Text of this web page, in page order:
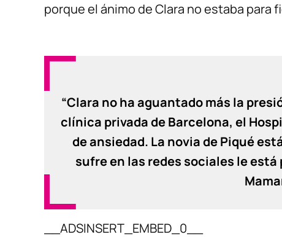
porque el ánimo de Clara no estaba para
“Clara no ha aguantado más la
clínica privada de Barcelona, el
de ansiedad. La novia de Piqué
sufre en las redes sociales le
__ADSINSERT_EMBED_0__